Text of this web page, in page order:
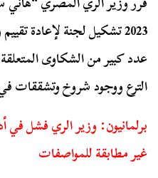
2023 تشكيل لجنة لإعادة
عدد كبير من الشكاوى
الترع ووجود شروخ وتشققات في
برلمانيون: وزير الري فشل في
غير مطابقة للمواصفات